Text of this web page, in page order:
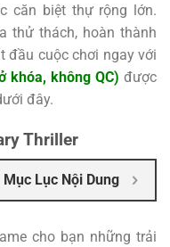
căn biệt thự rộng lớn.
thử thách, hoàn thành
đầu cuộc chơi ngay với
khóa, không QC) được
đây.
Thriller
Mục Lục Nội Dung
cho bạn những trải